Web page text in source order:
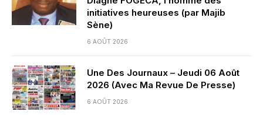
initiatives heureuses (par Majib
Sène)
6 AOÛT 2026
Une Des Journaux – Jeudi 06 Août
2026 (Avec Ma Revue De Presse)
6 AOÛT 2026